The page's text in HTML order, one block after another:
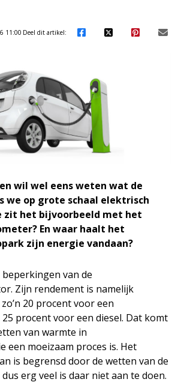
11:00 Deel dit artikel:
wil wel eens weten wat de
we op grote schaal elektrisch
zit het bijvoorbeeld met het
En waar haalt het
zijn energie vandaan?
van de
Zijn rendement is namelijk
20 procent voor een
procent voor een diesel. Dat komt
van warmte in
een moeizaam proces is. Het
is begrensd door de wetten van de
erg veel is daar niet aan te doen.